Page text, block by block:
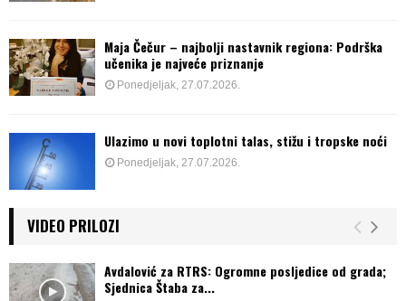
Maja Čečur – najbolji nastavnik regiona: Podrška
učenika je najveće priznanje
Ponedjeljak, 27.07.2026.
Ulazimo u novi toplotni talas, stižu i tropske noći
Ponedjeljak, 27.07.2026.
VIDEO PRILOZI
Avdalović za RTRS: Ogromne posljedice od grada;
Sjednica Štaba za...